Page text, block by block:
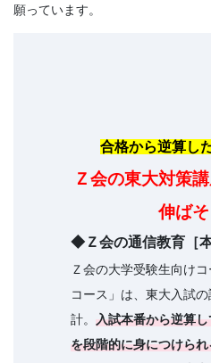
願っています。
合格から逆算し
Ｚ会の東大対策
伸ばそ
◆Ｚ会の通信教育［
Ｚ会の大学受験生向け
コース」は、東大入試
計。 入試本番から逆算
を段階的に身につけら